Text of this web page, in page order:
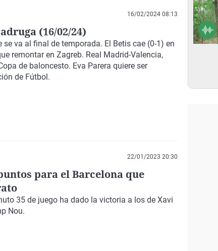
16/02/2024 08:13
(16/02/24)
se va al final de temporada. El Betis cae (0-1) en
remontar en Zagreb. Real Madrid-Valencia,
de baloncesto. Eva Parera quiere ser
de Fútbol.
22/01/2023 20:30
para el Barcelona que
35 de juego ha dado la victoria a los de Xavi
Nou.